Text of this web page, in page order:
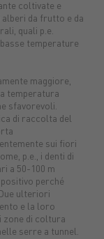
coltivate e
alberi da frutto e da
quali p.e.
temperature
maggiore,
temperatura
sfavorevoli.
di raccolta del
sui fiori
p.e., i denti di
a 50-100 m
perché
ulteriori
e la loro
zone di coltura
serre a tunnel.